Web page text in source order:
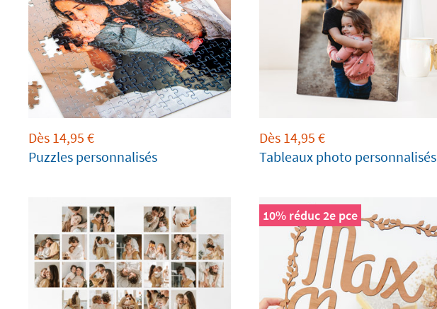
Dès 14,95 €
Puzzles personnalisés
Dès 14,95 €
Tableaux photo personnalisés
10% réduc 2e pce